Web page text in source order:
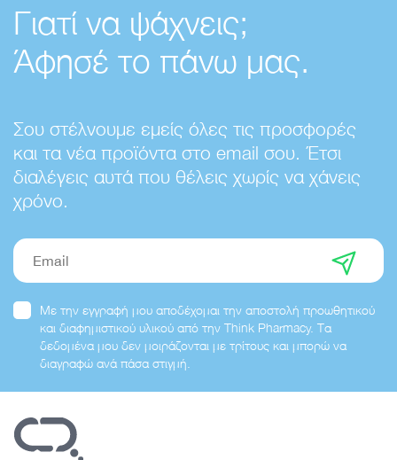
Γιατί να ψάχνεις;
Άφησέ το πάνω μας.
Σου στέλνουμε εμείς όλες τις προσφορές
και τα νέα προϊόντα στο email σου. Έτσι
διαλέγεις αυτά που θέλεις χωρίς να χάνεις
χρόνο.
Email
Με την εγγραφή μου αποδέχομαι την αποστολή προωθητικού
και διαφημιστικού υλικού από την Think Pharmacy. Τα
δεδομένα μου δεν μοιράζονται με τρίτους και μπορώ να
διαγραφώ ανά πάσα στιγμή.